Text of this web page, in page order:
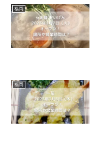
福岡
福岡